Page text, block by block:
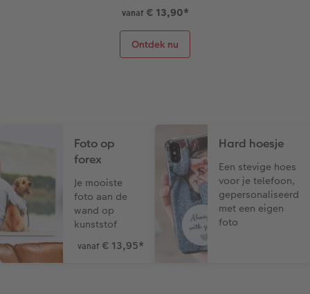
vanaf€ 13,90*
Ontdek nu
Foto op
forex
Je mooiste
foto aan de
wand op
kunststof
vanaf € 13,95*
Hard hoesje
Een stevige hoes
voor je telefoon,
gepersonaliseerd
met een eigen
foto